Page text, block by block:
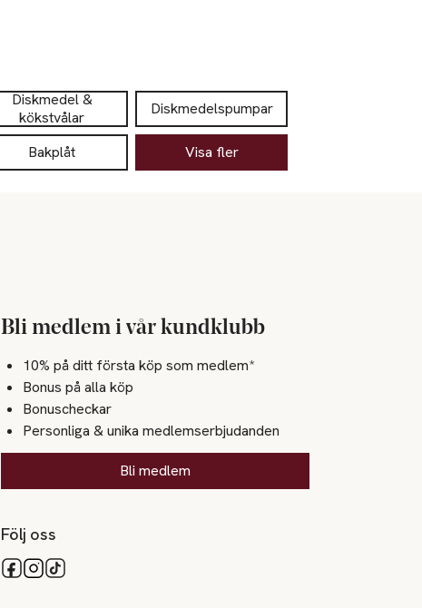
Diskmedel &
kökstvålar
Diskmedelspumpar
Bakplåt Visa fler
Bli medlem i vår kundklubb
10% på ditt första köp som medlem*
Bonus på alla köp
Bonuscheckar
Personliga & unika medlemserbjudanden
Bli medlem
Följ oss